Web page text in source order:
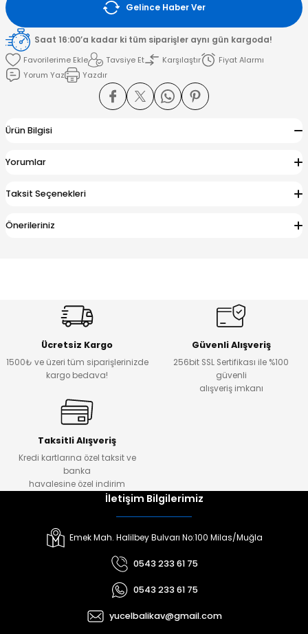
Gelince Haber Ver
Saat 16:00’a kadar ki tüm siparişler aynı gün kargoda!
Tavsiye Et
Karşılaştır
Fiyat Alarmı
Yorum Yaz
Yazdır
Ürün Bilgisi
Yorumlar
Taksit Seçenekleri
Önerileriniz
Ücretsiz Kargo
1500₺ ve üzeri tüm siparişlerinizde
kargo bedava!
Güvenli Alışveriş
256bit SSL Sertifikası ile %100
güvenli
alışveriş imkanı
Taksitli Alışveriş
Kredi kartlarına özel taksit ve
banka
havalesine özel indirim
İletişim Bilgilerimiz
Emek Mah. Halilbey Bulvarı No:100 Milas/Muğla
0543 233 61 75
0543 233 61 75
yucelbalikav@gmail.com